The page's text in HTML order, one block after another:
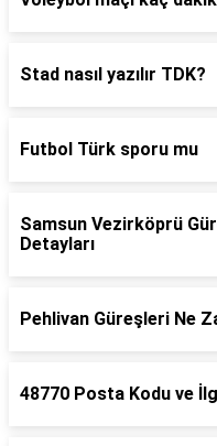
Stad nasıl yazılır TDK?
Futbol Türk sporu mu
Samsun Vezirköprü
Detayları
Pehlivan Güreşleri Ne
48770 Posta Kodu ve